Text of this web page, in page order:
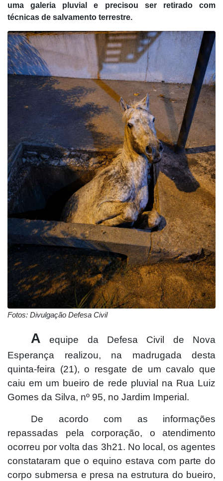
uma galeria pluvial e precisou ser retirado com
técnicas de salvamento terrestre.
Fotos: Divulgação Defesa Civil
A equipe da Defesa Civil de Nova
Esperança realizou, na madrugada desta
quinta-feira (21), o resgate de um cavalo que
caiu em um bueiro de rede pluvial na Rua Luiz
Gomes da Silva, nº 95, no Jardim Imperial.
De acordo com as informações
repassadas pela corporação, o atendimento
ocorreu por volta das 3h21. No local, os agentes
constataram que o equino estava com parte do
corpo submersa e presa na estrutura do bueiro,